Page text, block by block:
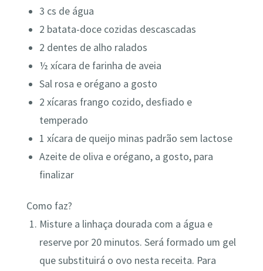
3 cs de água
2 batata-doce cozidas descascadas
2 dentes de alho ralados
½ xícara de farinha de aveia
Sal rosa e orégano a gosto
2 xícaras frango cozido, desfiado e
temperado
1 xícara de queijo minas padrão sem lactose
Azeite de oliva e orégano, a gosto, para
finalizar
Como faz?
Misture a linhaça dourada com a água e
reserve por 20 minutos. Será formado um gel
que substituirá o ovo nesta receita. Para